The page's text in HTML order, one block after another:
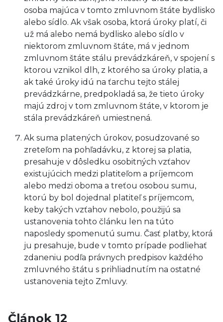
osoba majúca v tomto zmluvnom štáte bydlisko
alebo sídlo. Ak však osoba, ktorá úroky platí, či
už má alebo nemá bydlisko alebo sídlo v
niektorom zmluvnom štáte, má v jednom
zmluvnom štáte stálu prevádzkáreň, v spojení s
ktorou vznikol dlh, z ktorého sa úroky platia, a
ak také úroky idú na ťarchu tejto stálej
prevádzkárne, predpokladá sa, že tieto úroky
majú zdroj v tom zmluvnom štáte, v ktorom je
stála prevádzkáreň umiestnená.
Ak suma platených úrokov, posudzované so
zreteľom na pohľadávku, z ktorej sa platia,
presahuje v dôsledku osobitných vzťahov
existujúcich medzi platiteľom a príjemcom
alebo medzi oboma a treťou osobou sumu,
ktorú by bol dojednal platiteľ s príjemcom,
keby takých vzťahov nebolo, použijú sa
ustanovenia tohto článku len na túto
naposledy spomenutú sumu. Časť platby, ktorá
ju presahuje, bude v tomto prípade podliehať
zdaneniu podľa právnych predpisov každého
zmluvného štátu s prihliadnutím na ostatné
ustanovenia tejto Zmluvy.
Článok 12